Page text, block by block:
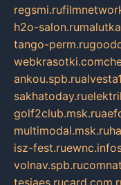
regsmi.ru
h2o-salon.ru
tango-perm.ru
webkrasotki.com
ankou.spb.ru
sakhatoday.ru
golf2club.msk.ru
multimodal.msk.ru
isz-fest.ruewnc.info
volnav.spb.ru
tesiaes.ru